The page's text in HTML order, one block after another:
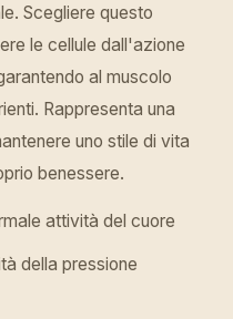
Scegliere questo
le cellule dall'azione
al muscolo
Rappresenta una
uno stile di vita
benessere.
attività del cuore
della pressione